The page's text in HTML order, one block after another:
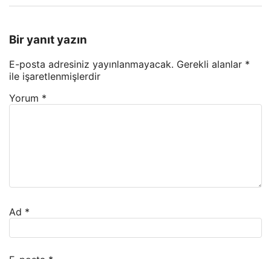
Bir yanıt yazın
E-posta adresiniz yayınlanmayacak. Gerekli alanlar *
ile işaretlenmişlerdir
Yorum *
Ad *